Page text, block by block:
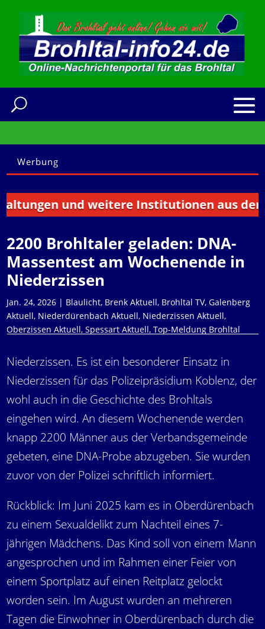
Werbung
und weitere Institutionen aus dem
2200 Brohltaler geladen: DNA-
Massentest am Wochenende in
Niederzissen
Jan. 24, 2026 | Blaulicht, Brenk Aktuell, Brohltal TV, Galenberg
Aktuell, Niederdürenbach Aktuell, Niederzissen Aktuell,
Oberzissen Aktuell, Spessart Aktuell, Top-Meldung Brohltal
Niederzissen. Es ist ein besonderer Einsatz in
Niederzissen für das Polizeipräsidium Koblenz, der
wohl auch in die Geschichte des Brohltals
eingehen wird. An diesem Wochenende werden
knapp 2200 Männer aus der Verbandsgemeinde
gebeten, eine DNA-Probe abzugeben. Sie wurden
zuvor von der Polizei schriftlich informiert.
Rückblick: Im Juni 2025 kam es in Oberdürenbach
zu einem Sexualdelikt zum Nachteil eines 7-
jährigen Mädchens. Das Kind soll von einem Mann
angesprochen und im Rahmen einer Feier von
einem Sportplatz auf einen Reitplatz gelockt
worden sein. Im August wurden an mehreren
Tagen die Einwohner in Oberdürenbach durch die